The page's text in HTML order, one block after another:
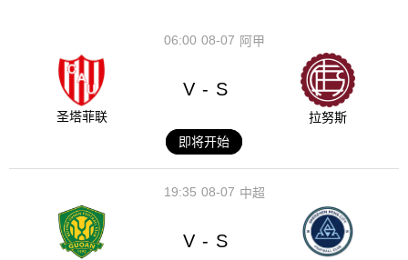
08-07
06:00 阿甲
圣塔菲联
V - S
拉努斯
即将开始
08-07
19:35 中超
V - S